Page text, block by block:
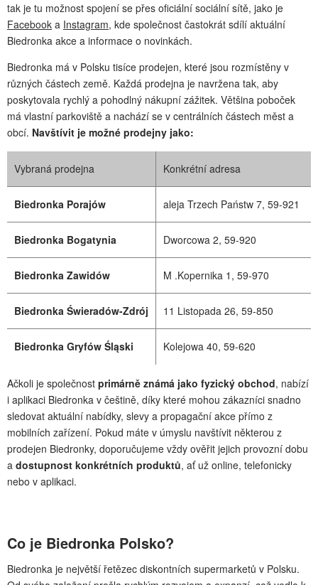
tak je tu možnost spojení se přes oficiální sociální sítě, jako je
Facebook a Instagram, kde společnost častokrát sdílí aktuální
Biedronka akce a informace o novinkách.
Biedronka má v Polsku tisíce prodejen, které jsou rozmístěny v
různých částech země. Každá prodejna je navržena tak, aby
poskytovala rychlý a pohodlný nákupní zážitek. Většina poboček
má vlastní parkoviště a nachází se v centrálních částech měst a
obcí. Navštívit je možné prodejny jako:
Vybraná prodejna Konkrétní adresa
Biedronka Porajów aleja Trzech Państw 7, 59-921
Biedronka Bogatynia Dworcowa 2, 59-920
Biedronka Zawidów M .Kopernika 1, 59-970
Biedronka Świeradów-Zdrój 11 Listopada 26, 59-850
Biedronka Gryfów Śląski Kolejowa 40, 59-620
Ačkoli je společnost primárně známá jako fyzický obchod, nabízí
i aplikaci Biedronka v češtině, díky které mohou zákazníci snadno
sledovat aktuální nabídky, slevy a propagační akce přímo z
mobilních zařízení. Pokud máte v úmyslu navštívit některou z
prodejen Biedronky, doporučujeme vždy ověřit jejich provozní dobu
a dostupnost konkrétních produktů, ať už online, telefonicky
nebo v aplikaci.
Co je Biedronka Polsko?
Biedronka je největší řetězec diskontních supermarketů v Polsku.